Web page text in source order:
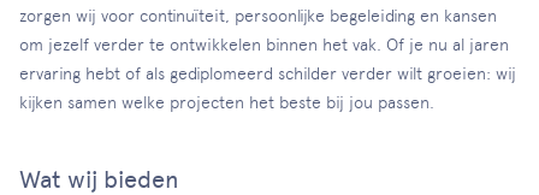
zorgen wij voor continuïteit, persoonlijke begeleiding en kansen
om jezelf verder te ontwikkelen binnen het vak. Of je nu al jaren
ervaring hebt of als gediplomeerd schilder verder wilt groeien: wij
kijken samen welke projecten het beste bij jou passen.
Wat wij bieden